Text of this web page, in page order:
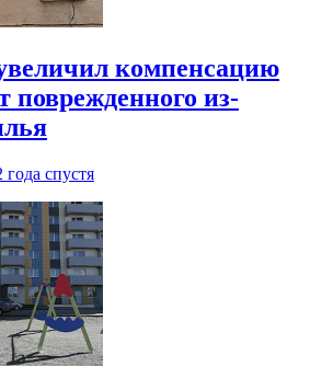
компенсацию
поврежденного из-
года спустя